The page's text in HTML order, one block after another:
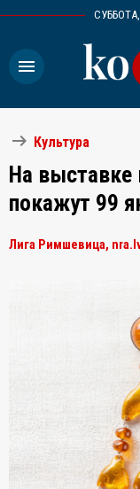
menu
arrow_right_alt Культура
На выставке
покажут 99
Лига Римшевица,